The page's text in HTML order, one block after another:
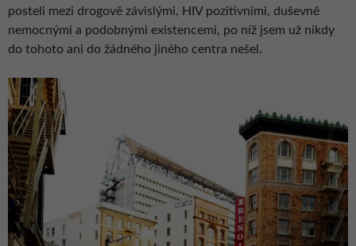
posteli mezi drogově závislými, HIV pozitivními, duševně
nemocnými a podobnými existencemi, po níž jsem už nikdy
do tohoto ani do žádného jiného centra nešel.